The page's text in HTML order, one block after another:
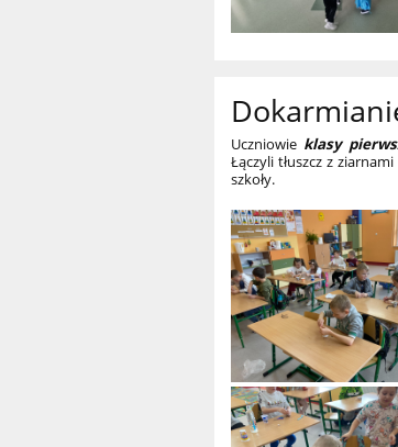
Uczniowie klasy
Łączyli tłuszcz z
szkoły.